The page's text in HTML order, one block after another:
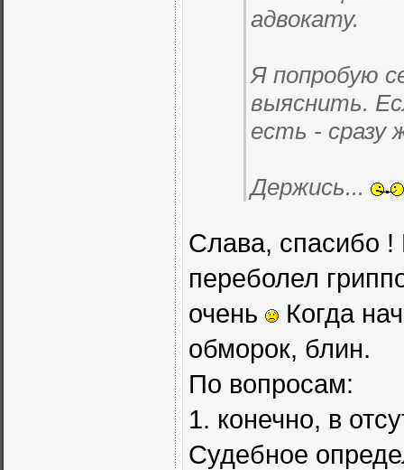
адвокату.
Я попробую
выяснить.
есть - сразу
Держись...
Слава, спасибо !
переболел
очень
Когда
обморок, блин.
По вопросам:
1. конечно, в
Судебное